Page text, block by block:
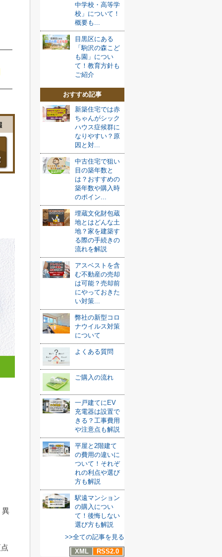
異
中学校・高等学
校」について！
概要も...
目黒区にある
「駒沢の森こど
も園」につい
て！教育方針も
ご紹介
おすすめ記事
新築住宅では赤
ちゃんがシック
ハウス症候群に
なりやすい？原
因と対...
中古住宅で狙い
目の築年数と
は？おすすめの
築年数や購入時
のポイン...
埋蔵文化財包蔵
地とはどんな土
地？家を建築す
る際の手続きの
流れを解説
アスベストを含
む不動産の売却
は可能？売却前
にやっておきた
い対策...
弊社の新型コロ
ナウイルス対策
について
よくある質問
ご購入の流れ
一戸建てにEV
充電器は設置で
きる？工事費用
や注意点も解説
平屋と2階建て
の費用の違いに
ついて！それぞ
れの利点や選び
方も解説
駅遠マンション
の購入につい
て！後悔しない
選び方も解説
>>全ての記事を見る
XML
RSS2.0